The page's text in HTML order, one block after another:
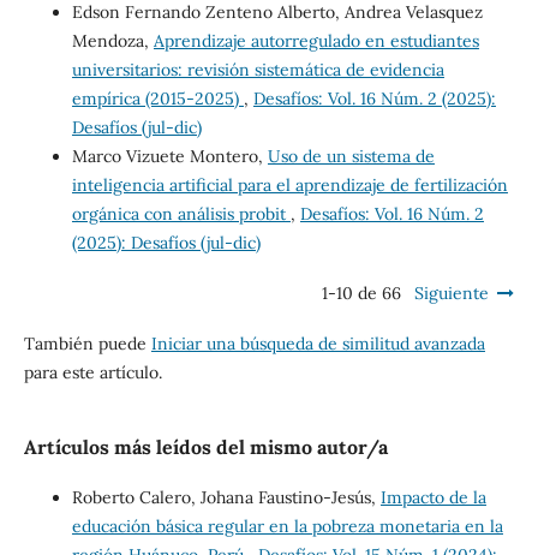
Edson Fernando Zenteno Alberto, Andrea Velasquez
Mendoza, Aprendizaje autorregulado en estudiantes
universitarios: revisión sistemática de evidencia
empírica (2015-2025) , Desafíos: Vol. 16 Núm. 2 (2025):
Desafíos (jul-dic)
Marco Vizuete Montero, Uso de un sistema de
inteligencia artificial para el aprendizaje de fertilización
orgánica con análisis probit , Desafíos: Vol. 16 Núm. 2
(2025): Desafíos (jul-dic)
1-10 de 66 Siguiente
También puede Iniciar una búsqueda de similitud avanzada
para este artículo.
Artículos más leídos del mismo autor/a
Roberto Calero, Johana Faustino-Jesús, Impacto de la
educación básica regular en la pobreza monetaria en la